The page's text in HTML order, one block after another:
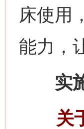
床使用
能力，
实施
关